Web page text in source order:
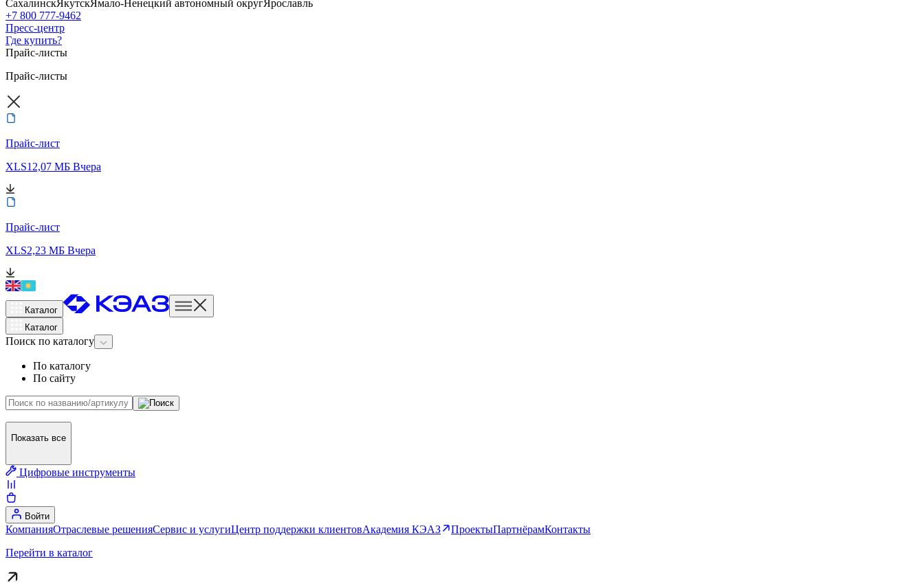
СахалинскЯкутскЯмало-Ненецкий автономный округЯрославль
+7 800 777-9462
Пресс-центр
Где купить?
Прайс-листы
Прайс-листы
Прайс-лист
XLS12,07 МБ Вчера
Прайс-лист
XLS2,23 МБ Вчера
Каталог
Каталог
Поиск по каталогу
По каталогу
По сайту
Показать все
Цифровые инструменты
Войти
КомпанияОтраслевые решенияСервис и услугиЦентр поддержки клиентовАкадемия КЭАЗ ПроектыПартнёрамКонтакты
Перейти в каталог